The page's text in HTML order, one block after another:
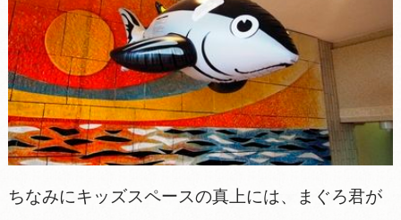
ちなみにキッズスペースの真上には、まぐろ君が